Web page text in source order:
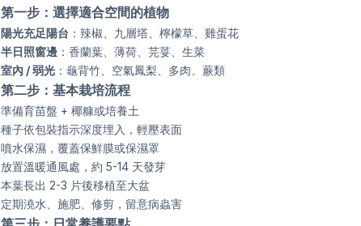
第一步：選擇適合空間的植物
陽光充足陽台 ：辣椒、九層塔、檸檬草、雞蛋花
半日照窗邊 ：香蘭葉、薄荷、芫荽、生菜
室內 / 弱光 ：龜背竹、空氣鳳梨、多肉、蕨類
第二步：基本栽培流程
準備育苗盤 + 椰糠或培養土
種子依包裝指示深度埋入，輕壓表面
噴水保濕，覆蓋保鮮膜或保濕罩
放置溫暖通風處，約 5-14 天發芽
本葉長出 2-3 片後移植至大盆
定期澆水、施肥、修剪，留意病蟲害